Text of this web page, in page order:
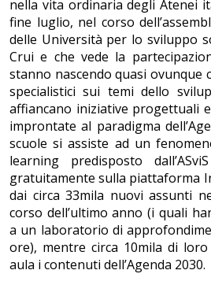
nella vita ordinaria degli Atenei
fine luglio, nel corso
delle Università per lo sviluppo
Crui e che vede la
stanno nascendo quasi ovunque
specialistici sui temi dello
affiancano iniziative progettuali
improntate al paradigma
scuole si assiste ad un
learning predisposto
gratuitamente sulla piattaforma
dai circa 33mila nuovi assunti
corso dell’ultimo anno (i quali
a un laboratorio di
ore), mentre circa 10mila di
aula i contenuti dell’Agenda 2030.